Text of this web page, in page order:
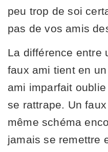
peu trop de soi
pas de vos amis
La différence entre
faux ami tient en
ami imparfait
se rattrape. Un
même schéma
jamais se remettre